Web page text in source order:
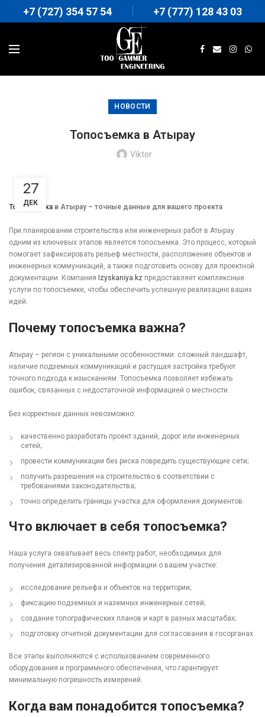
+7 (727) 354 57 54 +7 (777) 128 43 03
НОВОСТИ
Топосъемка в Атырау
Viktor
27
ДЕК
Топосъемка в Атырау – точные данные для вашего проекта
При планировании строительства или инженерных работ в Атырау
одним из ключевых этапов является топосъемка. Это процесс, который
помогает зафиксировать рельеф местности, расположение объектов и
инженерных коммуникаций, а также подготовить основу для проектной
документации. Компания Izyskaniya.kz предоставляет комплексные
услуги по топосъемке, чтобы обеспечить успешную реализацию ваших
идей.
Почему топосъемка важна?
Атырау – регион с уникальными особенностями: сложный ландшафт,
наличие подземных коммуникаций и растущая застройка требуют
точного подхода к изысканиям. Топосъемка позволяет избежать
ошибок, связанных с недостаточной информацией о местности.
Без корректных данных невозможно:
качественно разработать проект зданий, дорог или инженерных
сетей;
провести коммуникации без риска повредить существующие сети;
получить разрешения на строительство в соответствии с
требованиями законодательства;
точно определить границы участка для оформления документов.
Что включает в себя топосъемка?
Наша услуга охватывает весь спектр работ, необходимых для
получения детализированной информации о вашем участке:
исследование рельефа и объектов на территории;
фиксацию подземных и наземных инженерных сетей;
создание топографических планов и карт в разных масштабах;
подготовку отчетной документации для согласования в госорганах.
Все этапы выполняются с использованием современного
оборудования и программного обеспечения, что гарантирует
минимальную погрешность измерений.
Когда вам понадобится топосъемка?